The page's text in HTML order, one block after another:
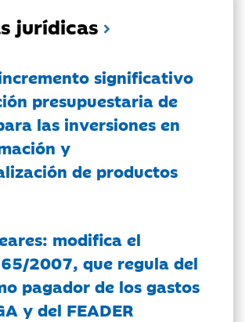
jurídicas
significativo
presupuestaria de
las inversiones en
y
de productos
modifica el
2007, que regula del
pagador de los gastos
y del FEADER